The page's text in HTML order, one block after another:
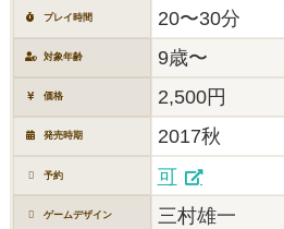
プレイ時間 20〜30分
対象年齢 9歳〜
価格 2,500円
発売時期 2017秋
予約 可
ゲームデザイン 三村雄一